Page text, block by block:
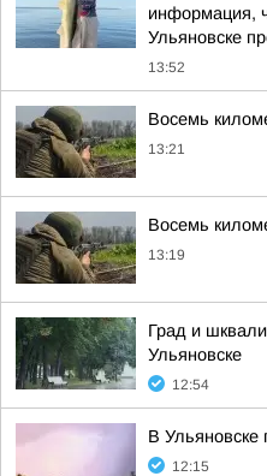
информация,
Ульяновске
13:52
Восемь
13:21
Восемь
13:19
Град и
Ульяновске
12:54
В Ульяновске
12:15